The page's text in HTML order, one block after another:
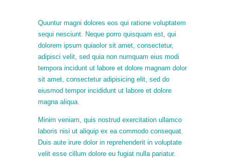
Quuntur magni dolores eos qui ratione voluptatem
sequi nesciunt. Neque porro quisquam est, qui
dolorem ipsum quiaolor sit amet, consectetur,
adipisci velit, sed quia non numquam eius modi
tempora incidunt ut labore et dolore magnam dolor
sit amet, consectetur adipisicing elit, sed do
eiusmod tempor incididunt ut labore et dolore
magna aliqua.
Minim veniam, quis nostrud exercitation ullamco
laboris nisi ut aliquip ex ea commodo consequat.
Duis aute irure dolor in reprehenderit in voluptate
velit esse cillum dolore eu fugiat nulla pariatur.